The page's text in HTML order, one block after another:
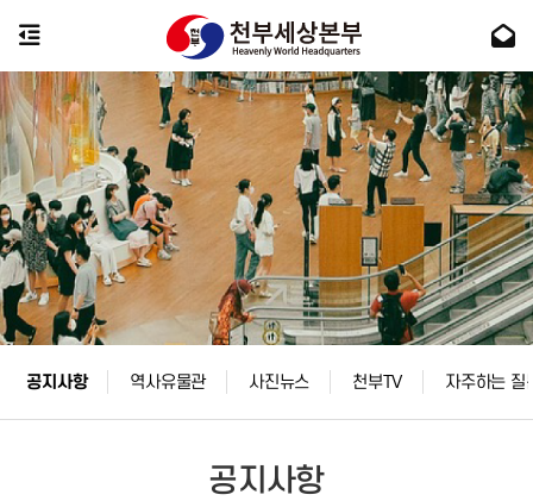
공지사항 역사유물관 사진뉴스 천부TV 자주하는 질
공지사항